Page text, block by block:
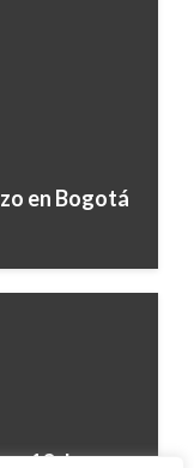
en Bogotá
13 de